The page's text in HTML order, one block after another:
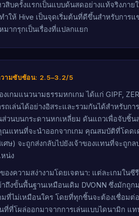
วสิบครั้งแรกเป็นแบบด้นสดอย่างแท้จริงภา
ให้ Hive เป็นจุดเริ่มต้นที่ดีขึ้นสำหรับการแ
ากรุกเป็นเรื่องที่แปลกแยก
วามซับซ้อน: 2.5–3.2/5
เกมแนวนามธรรมหกเกม ได้แก่ GIPF,
ถเล่นได้อย่างอิสระและรวมกันได้สำหรับกา
ส่วนบนกระดานหกเหลี่ยม ดันแถวเพื่อจับชิ้น
ณแทนที่จะนำออกจากเกม คุณสมบัติที่โดดเ
ษ) จะถูกส่งกลับไปยังเจ้าของแทนที่จะถูกล
น่ง
งความสง่างามโดยเจตนา: แต่ละเกมในซี
งขั้นพื้นฐานเหมือนเดิม DVONN ซึ่งมักถูก
ที่ไม่เหมือนใคร โดยที่ทุกชิ้นจะต้องเชื่อมต่
ที่ที่โผล่ออกมาจากการเล่นแบบไดนามิก แ